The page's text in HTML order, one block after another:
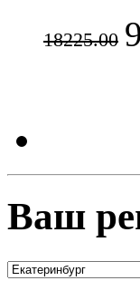
18225.00
Ваш